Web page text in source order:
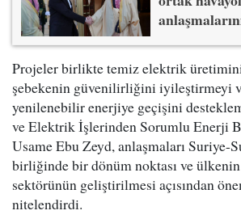
Projeler birlikte temiz elektrik üretimini
şebekenin güvenilirliğini iyileştirmeyi
yenilenebilir enerjiye geçişini
ve Elektrik İşlerinden Sorumlu Enerji
Usame Ebu Zeyd, anlaşmaları Suriye-
birliğinde bir dönüm noktası ve
sektörünün geliştirilmesi açısından
nitelendirdi.